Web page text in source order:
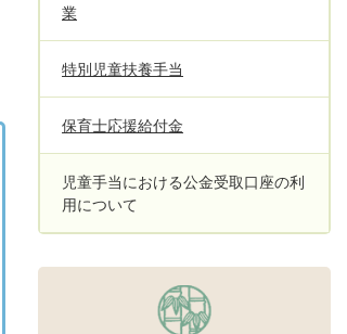
業
特別児童扶養手当
保育士応援給付金
児童手当における公金受取口座の利
用について